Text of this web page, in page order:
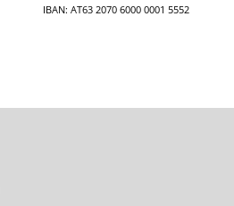
IBAN: AT63 2070 6000 0001 5552